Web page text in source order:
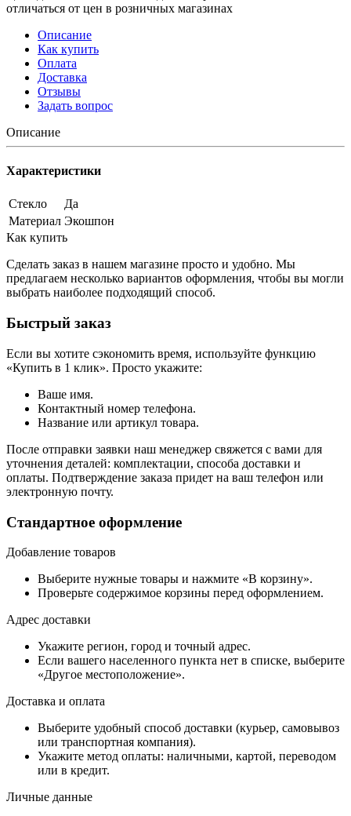
отличаться от цен в розничных магазинах
Описание
Как купить
Оплата
Доставка
Отзывы
Задать вопрос
Описание
Характеристики
Стекло
Да
Материал Экошпон
Как купить
Сделать заказ в нашем магазине просто и удобно. Мы
предлагаем несколько вариантов оформления, чтобы вы могли
выбрать наиболее подходящий способ.
Быстрый заказ
Если вы хотите сэкономить время, используйте функцию
«Купить в 1 клик». Просто укажите:
Ваше имя.
Контактный номер телефона.
Название или артикул товара.
После отправки заявки наш менеджер свяжется с вами для
уточнения деталей: комплектации, способа доставки и
оплаты. Подтверждение заказа придет на ваш телефон или
электронную почту.
Стандартное оформление
Добавление товаров
Выберите нужные товары и нажмите «В корзину».
Проверьте содержимое корзины перед оформлением.
Адрес доставки
Укажите регион, город и точный адрес.
Если вашего населенного пункта нет в списке, выберите
«Другое местоположение».
Доставка и оплата
Выберите удобный способ доставки (курьер, самовывоз
или транспортная компания).
Укажите метод оплаты: наличными, картой, переводом
или в кредит.
Личные данные